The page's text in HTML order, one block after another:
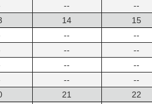
--
--
14
--
--
--
--
15
--
--
--
--
21
22